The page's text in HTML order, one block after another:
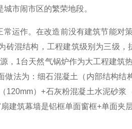
市闹市区的繁荣地段。
运作。在改造前没有建筑节能对
砖混结构，工程建筑级别为三级，
，1台天然气锅炉作为大工程建筑
法为：细石混凝土（内部结构结
）+石灰粉混凝土水泥砂浆
建筑幕墙是铝框单面窗框+单面夹